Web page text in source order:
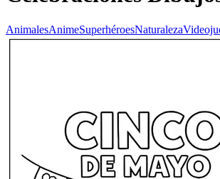
AnimalesAnimeSuperhéroesNaturaleza